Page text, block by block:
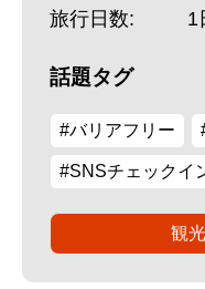
旅行日数: 1
話題タグ
#バリアフリー
#SNSチェックイ
観